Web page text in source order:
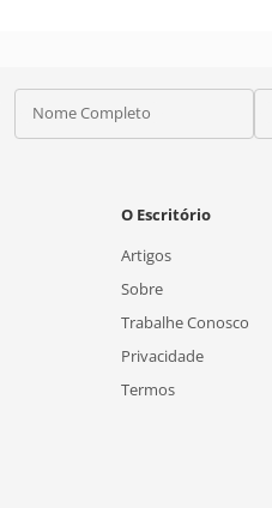
Nome Completo
O Escritório
Artigos
Sobre
Trabalhe Conosco
Privacidade
Termos